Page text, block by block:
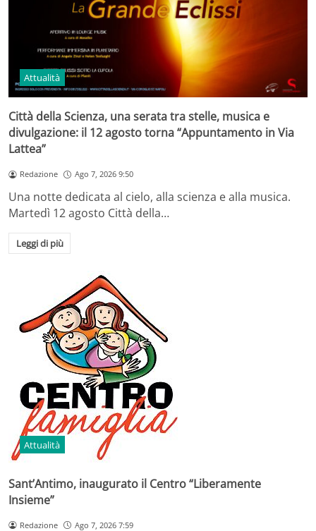
Attualità
Città della Scienza, una serata tra stelle, musica e
divulgazione: il 12 agosto torna “Appuntamento in Via
Lattea”
Redazione Ago 7, 2026 9:50
Una notte dedicata al cielo, alla scienza e alla musica.
Martedì 12 agosto Città della…
Leggi di più
Attualità
Sant’Antimo, inaugurato il Centro “Liberamente
Insieme”
Redazione Ago 7, 2026 7:59